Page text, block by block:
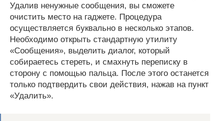
Удалив ненужные сообщения, вы сможете
очистить место на гаджете. Процедура
осуществляется буквально в несколько этапов.
Необходимо открыть стандартную утилиту
«Сообщения», выделить диалог, который
собираетесь стереть, и смахнуть переписку в
сторону с помощью пальца. После этого останется
только подтвердить свои действия, нажав на пункт
«Удалить».